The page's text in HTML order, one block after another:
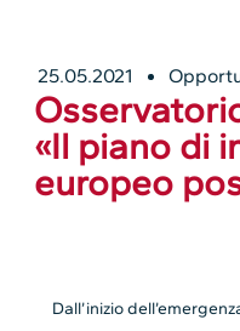
25.05.2021
«Il piano di
europeo
Dall’inizio